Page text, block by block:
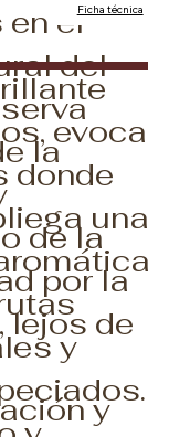
el
del
la
de la
por la
lejos de
y
evoca
donde
una
y
Ficha técnica